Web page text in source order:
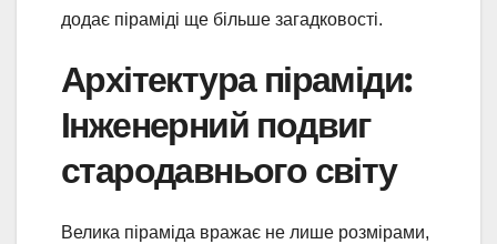
додає піраміді ще більше загадковості.
Архітектура піраміди:
Інженерний подвиг
стародавнього світу
Велика піраміда вражає не лише розмірами,